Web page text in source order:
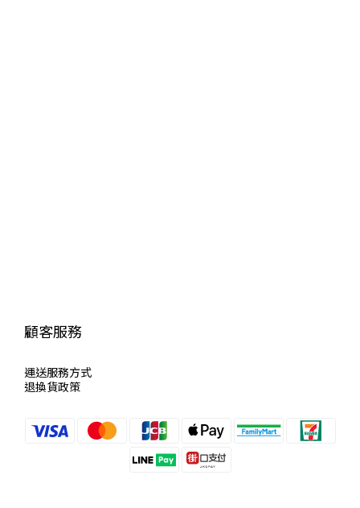
顧客服務
運送服務方式
退換貨政策